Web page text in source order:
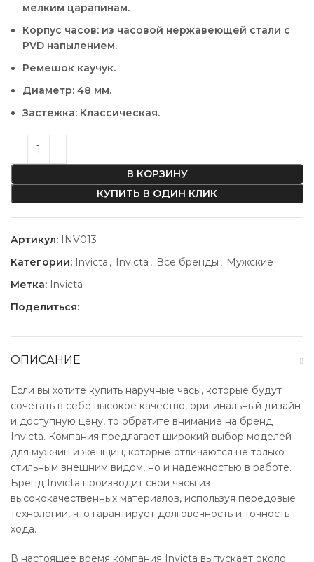
мелким царапинам.
Корпус часов: из часовой нержавеющей стали с
PVD напылением.
Ремешок каучук.
Диаметр: 48 мм.
Застежка: Классическая.
В КОРЗИНУ
КУПИТЬ В ОДИН КЛИК
Артикул: INV013
Категории: Invicta , Invicta , Все бренды , Мужские
Метка: Invicta
Поделиться:
ОПИСАНИЕ
Если вы хотите купить наручные часы, которые будут
сочетать в себе высокое качество, оригинальный дизайн
и доступную цену, то обратите внимание на бренд
Invicta. Компания предлагает широкий выбор моделей
для мужчин и женщин, которые отличаются не только
стильным внешним видом, но и надежностью в работе.
Бренд Invicta производит свои часы из
высококачественных материалов, используя передовые
технологии, что гарантирует долговечность и точность
хода.
В настоящее время компания Invicta выпускает около